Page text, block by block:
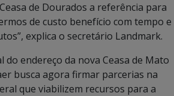
de Dourados a referência para
de custo benefício com tempo e
explica o secretário Landmark.
do endereço da nova Ceasa de Mato
busca agora firmar parcerias na
que viabilizem recursos para a